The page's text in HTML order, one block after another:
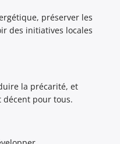
préserver les
des initiatives locales
la précarité, et
décent pour tous.